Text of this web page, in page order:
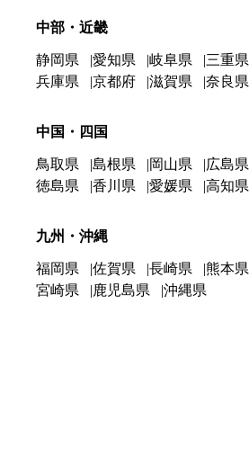
中部・近畿
静岡県 愛知県 岐阜県 三重県
兵庫県
京都府 滋賀県 奈良県
中国・四国
鳥取県 島根県 岡山県 広島県
徳島県
香川県 愛媛県 高知県
九州・沖縄
福岡県 佐賀県 長崎県 熊本県
宮崎県
鹿児島県 沖縄県